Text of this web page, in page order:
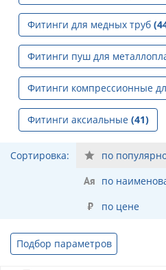
Фитинги для медных труб
Фитинги пуш для
Фитинги компрессионные
Фитинги аксиальные (41)
Сортировка:
по
по
по цене
Подбор параметров